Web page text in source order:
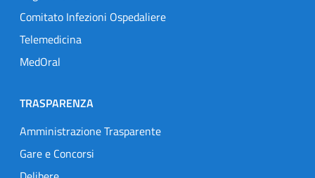
Comitato Infezioni Ospedaliere
Telemedicina
MedOral
TRASPARENZA
Amministrazione Trasparente
Gare e Concorsi